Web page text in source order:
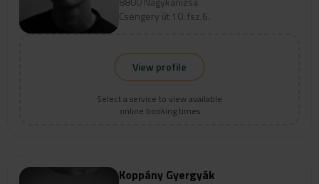
View profile
Select a service to view available
online booking times
Csengery út 10. fsz.6.
Koppány Gyergyák